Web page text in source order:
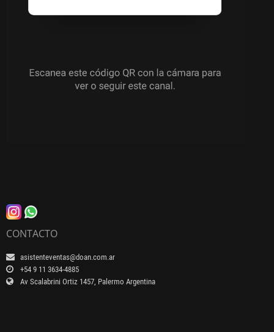
CONTACTO
asistenteventas@doan.com.ar
+54 9 11 3634-4885
Av Scalabrini Ortiz 1457, Palermo Argentina